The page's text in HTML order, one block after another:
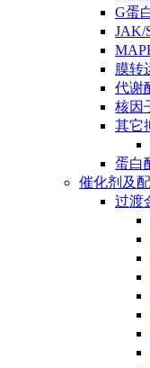
G蛋
JAK/
膜转
代谢
核因
其它
蛋白
催化剂及
过渡